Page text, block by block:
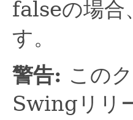
falseの場合
す。
警告: この
Swingリリ